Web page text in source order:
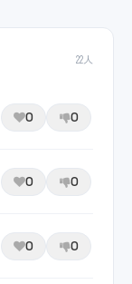
22人
0 0
0 0
0 0